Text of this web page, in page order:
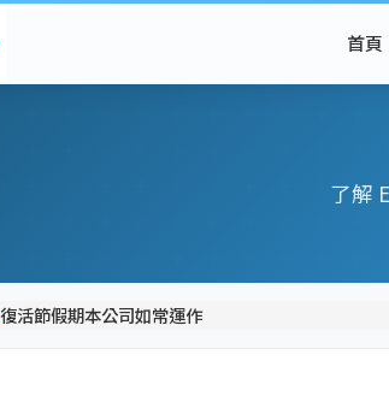
首頁
了解
復活節假期本公司如常運作